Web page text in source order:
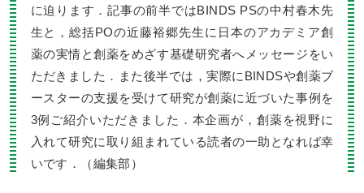
に迫ります．記事の前半ではBINDS PSの中村春木先
生と，総括POの近藤裕郷先生に日本のアカデミア創
薬の実情と創薬をめざす基礎研究者へメッセージをい
ただきました．また後半では，実際にBINDSや創薬ブ
ースターの支援を受けて研究が創薬に近づいた事例を
3例ご紹介いただきました．本企画が，創薬を視野に
入れて研究に取り組まれている読者の一助となれば幸
いです．（編集部）